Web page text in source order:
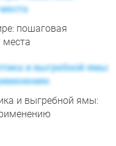
пошаговая
места
и выгребной ямы: